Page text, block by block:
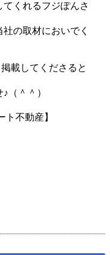
くれるフジぽんさ
の取材においでく
載してくださると
（＾＾）
ト不動産】